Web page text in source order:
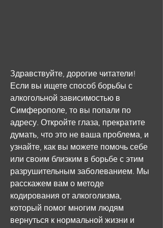
Здравствуйте, дорогие читатели!
Если вы ищете способ борьбы с
алкогольной зависимостью в
Симферополе, то вы попали по
адресу. Откройте глаза, прекратите
думать, что это не ваша проблема, и
узнайте, как вы можете помочь себе
или своим близким в борьбе с этим
разрушительным заболеванием. Мы
расскажем вам о методе
кодирования от алкоголизма,
который помог многим людям
вернуться к нормальной жизни и